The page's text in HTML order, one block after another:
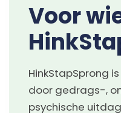
Voor
HinkStapSprong
door gedrags-,
psychische